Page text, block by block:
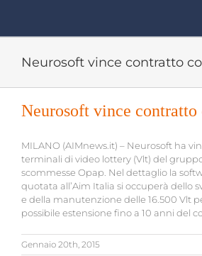
Neurosoft vince contratto
Neurosoft vince contratto
MILANO (AIMnews.it) – Neurosoft ha
terminali di video lottery (Vlt) del
scommesse Opap. Nel dettaglio la
quotata all’Aim Italia si occuperà dello
e della manutenzione delle 16.500 Vlt
possibile estensione fino a 10 anni del
Gennaio 20th, 2015